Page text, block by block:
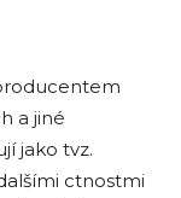
a jiné
jako tvz.
ctnostmi